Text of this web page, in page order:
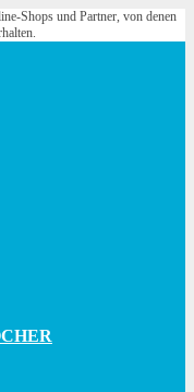
Shops und Partner, von denen